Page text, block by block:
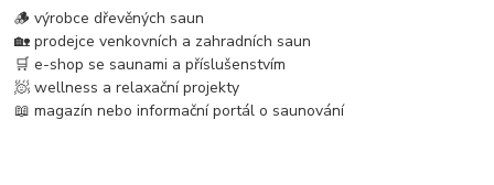
🪵 výrobce dřevěných saun
🏡 prodejce venkovních a zahradních saun
🛒 e-shop se saunami a příslušenstvím
🧖 wellness a relaxační projekty
📖 magazín nebo informační portál o saunování